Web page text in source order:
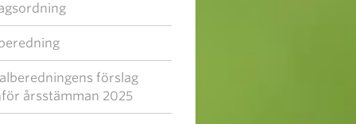
förslag
årsstämman 2025